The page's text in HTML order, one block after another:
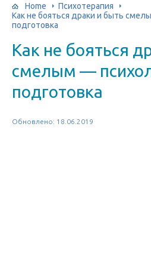
Home
Психотерапия
Как не бояться драки и быть
подготовка
Как не бояться
смелым —
подготовка
Обновлено: 18.06.2019